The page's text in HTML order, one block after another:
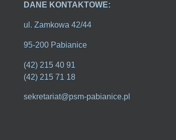
DANE KONTAKTOWE:
ul. Zamkowa 42/44
95-200 Pabianice
(42) 215 40 91
(42) 215 71 18
sekretariat@psm-pabianice.pl